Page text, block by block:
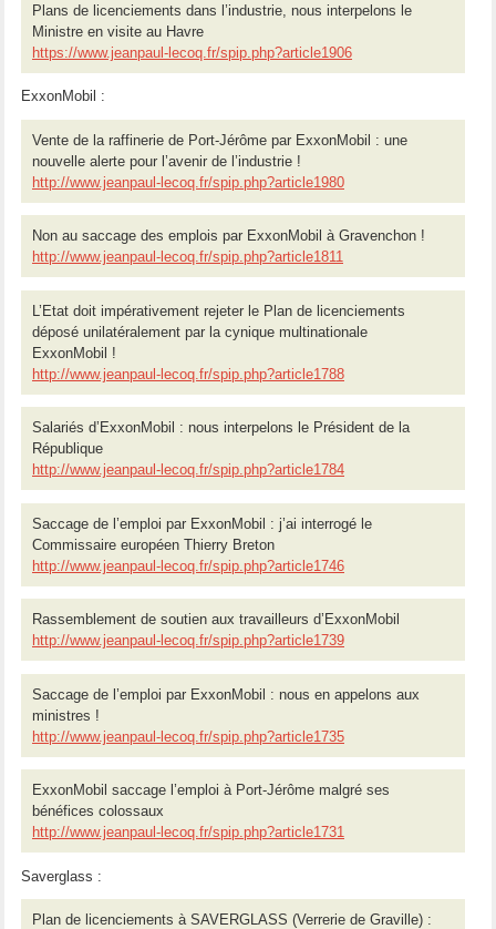
Plans de licenciements dans l’industrie, nous interpelons le
Ministre en visite au Havre
https://www.jeanpaul-lecoq.fr/spip.php?article1906
ExxonMobil :
Vente de la raffinerie de Port-Jérôme par ExxonMobil : une
nouvelle alerte pour l’avenir de l’industrie !
http://www.jeanpaul-lecoq.fr/spip.php?article1980
Non au saccage des emplois par ExxonMobil à Gravenchon !
http://www.jeanpaul-lecoq.fr/spip.php?article1811
L’Etat doit impérativement rejeter le Plan de licenciements
déposé unilatéralement par la cynique multinationale
ExxonMobil !
http://www.jeanpaul-lecoq.fr/spip.php?article1788
Salariés d’ExxonMobil : nous interpelons le Président de la
République
http://www.jeanpaul-lecoq.fr/spip.php?article1784
Saccage de l’emploi par ExxonMobil : j’ai interrogé le
Commissaire européen Thierry Breton
http://www.jeanpaul-lecoq.fr/spip.php?article1746
Rassemblement de soutien aux travailleurs d’ExxonMobil
http://www.jeanpaul-lecoq.fr/spip.php?article1739
Saccage de l’emploi par ExxonMobil : nous en appelons aux
ministres !
http://www.jeanpaul-lecoq.fr/spip.php?article1735
ExxonMobil saccage l’emploi à Port-Jérôme malgré ses
bénéfices colossaux
http://www.jeanpaul-lecoq.fr/spip.php?article1731
Saverglass :
Plan de licenciements à SAVERGLASS (Verrerie de Graville) :